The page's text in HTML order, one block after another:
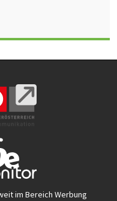
im Bereich Werbung